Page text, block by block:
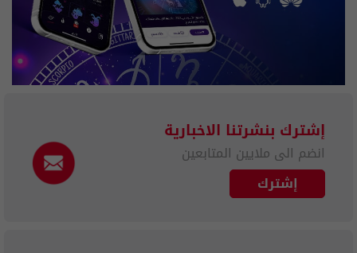
إشترك بنشرتنا الاخبارية
انضم الى ملايين المتابعين
إشترك